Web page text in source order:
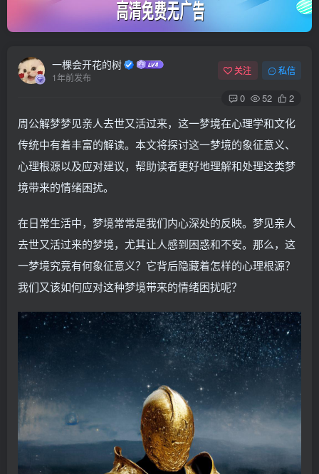
一棵会开花的树
1年前发布
关注 私信
0 52 2
周公解梦梦见亲人去世又活过来，这一梦境在心理学和文化
传统中有着丰富的解读。本文将探讨这一梦境的象征意义、
心理根源以及应对建议，帮助读者更好地理解和处理这类梦
境带来的情绪困扰。
在日常生活中，梦境常常是我们内心深处的反映。梦见亲人
去世又活过来的梦境，尤其让人感到困惑和不安。那么，这
一梦境究竟有何象征意义？它背后隐藏着怎样的心理根源？
我们又该如何应对这种梦境带来的情绪困扰呢？